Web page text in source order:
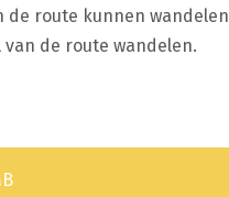
route kunnen
de route wandelen.